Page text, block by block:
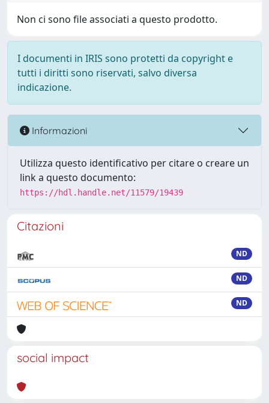
Non ci sono file associati a questo prodotto.
I documenti in IRIS sono protetti da copyright e
tutti i diritti sono riservati, salvo diversa
indicazione.
Informazioni
Utilizza questo identificativo per citare o creare un
link a questo documento:
https://hdl.handle.net/11579/19439
Citazioni
ND
ND
ND
social impact